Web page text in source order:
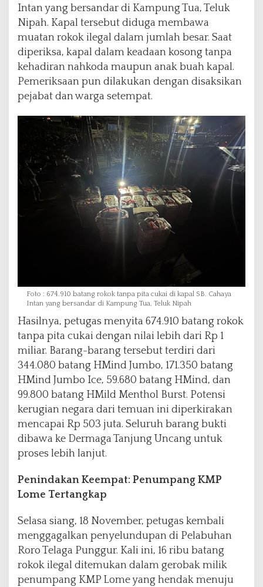
Intan yang bersandar di Kampung Tua, Teluk
Nipah. Kapal tersebut diduga membawa
muatan rokok ilegal dalam jumlah besar. Saat
diperiksa, kapal dalam keadaan kosong tanpa
kehadiran nahkoda maupun anak buah kapal.
Pemeriksaan pun dilakukan dengan disaksikan
pejabat dan warga setempat.
Foto : 674.910 batang rokok tanpa pita cukai di kapal SB. Cahaya
Intan yang bersandar di Kampung Tua, Teluk Nipah
Hasilnya, petugas menyita 674.910 batang rokok
tanpa pita cukai dengan nilai lebih dari Rp 1
miliar. Barang-barang tersebut terdiri dari
344.080 batang HMind Jumbo, 171.350 batang
HMind Jumbo Ice, 59.680 batang HMind, dan
99.800 batang HMild Menthol Burst. Potensi
kerugian negara dari temuan ini diperkirakan
mencapai Rp 503 juta. Seluruh barang bukti
dibawa ke Dermaga Tanjung Uncang untuk
proses lebih lanjut.
Penindakan Keempat: Penumpang KMP
Lome Tertangkap
Selasa siang, 18 November, petugas kembali
menggagalkan penyelundupan di Pelabuhan
Roro Telaga Punggur. Kali ini, 16 ribu batang
rokok ilegal ditemukan dalam gerobak milik
penumpang KMP Lome yang hendak menuju